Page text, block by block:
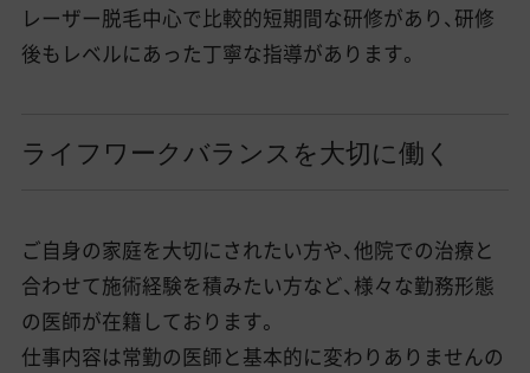
レーザー脱毛中心で比較的短期間な研修があり、研修
後もレベルにあった丁寧な指導があります。
ライフワークバランスを大切に働く
ご自身の家庭を大切にされたい方や、他院での治療と
合わせて施術経験を積みたい方など、様々な勤務形態
の医師が在籍しております。
仕事内容は常勤の医師と基本的に変わりありませんの